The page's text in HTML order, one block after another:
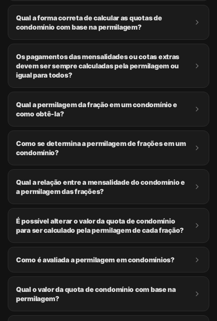
Qual a forma correta de calcular as quotas de
condomínio com base na permilagem?
Os pagamentos das mensalidades ou cotas extras
devem ser sempre calculadas pela permilagem ou
igual para todos?
Qual a permilagem da fração em um condomínio e
como obtê-la?
Como se determina a permilagem de frações em um
condomínio?
Qual a relação entre a mensalidade do condomínio e
a permilagem das frações?
É possível alterar o valor da quota de condomínio
para ser calculado pela permilagem de cada fração?
Como é avaliada a permilagem em condomínios?
Qual o valor da quota de condomínio com base na
permilagem?